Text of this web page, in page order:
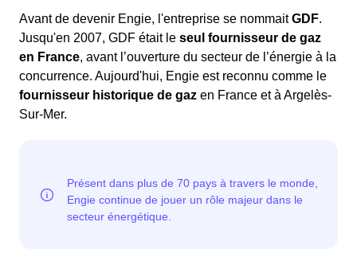
Avant de devenir Engie, l'entreprise se nommaitGDF.
Jusqu'en 2007, GDF était le seul fournisseur de gaz
en France, avant l’ouverture du secteur de l’énergie à la
concurrence. Aujourd'hui, Engie est reconnu comme le
fournisseur historique de gaz en France et à Argelès-
Sur-Mer.